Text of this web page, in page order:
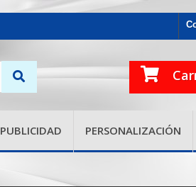
PUBLICIDAD PERSONALIZACIÓN